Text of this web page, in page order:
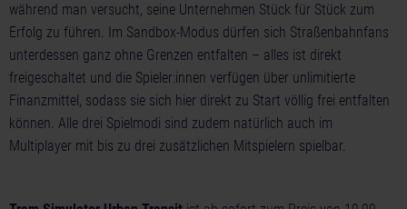
während man versucht, seine Unternehmen Stück für Stück zum
Erfolg zu führen. Im Sandbox-Modus dürfen sich Straßenbahnfans
unterdessen ganz ohne Grenzen entfalten – alles ist direkt
freigeschaltet und die Spieler:innen verfügen über unlimitierte
Finanzmittel, sodass sie sich hier direkt zu Start völlig frei entfalten
können. Alle drei Spielmodi sind zudem natürlich auch im
Multiplayer mit bis zu drei zusätzlichen Mitspielern spielbar.